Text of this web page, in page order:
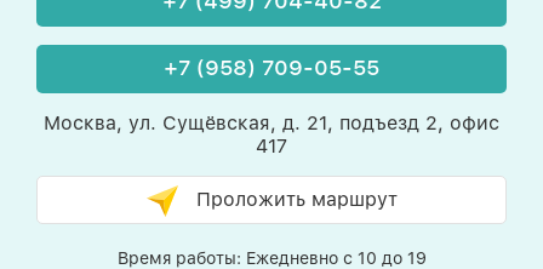
+7 (958) 709-05-55
Москва, ул. Сущёвская, д. 21, подъезд 2, офис
417
Проложить маршрут
Время работы: Ежедневно с 10 до 19